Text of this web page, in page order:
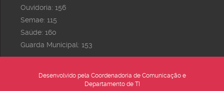
Ouvidoria: 156
Semae: 115
Saúde: 160
Guarda Municipal: 153
Desenvolvido pela Coordenadoria de Comunicação e
Departamento de TI